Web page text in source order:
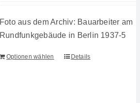
Foto aus dem Archiv: Bauarbeiter am
Rundfunkgebäude in Berlin 1937-5
Optionen wählen Details